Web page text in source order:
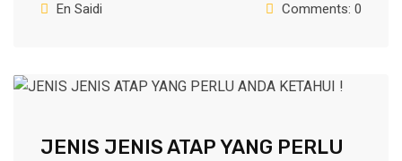
En Saidi Comments: 0
JENIS JENIS ATAP YANG PERLU